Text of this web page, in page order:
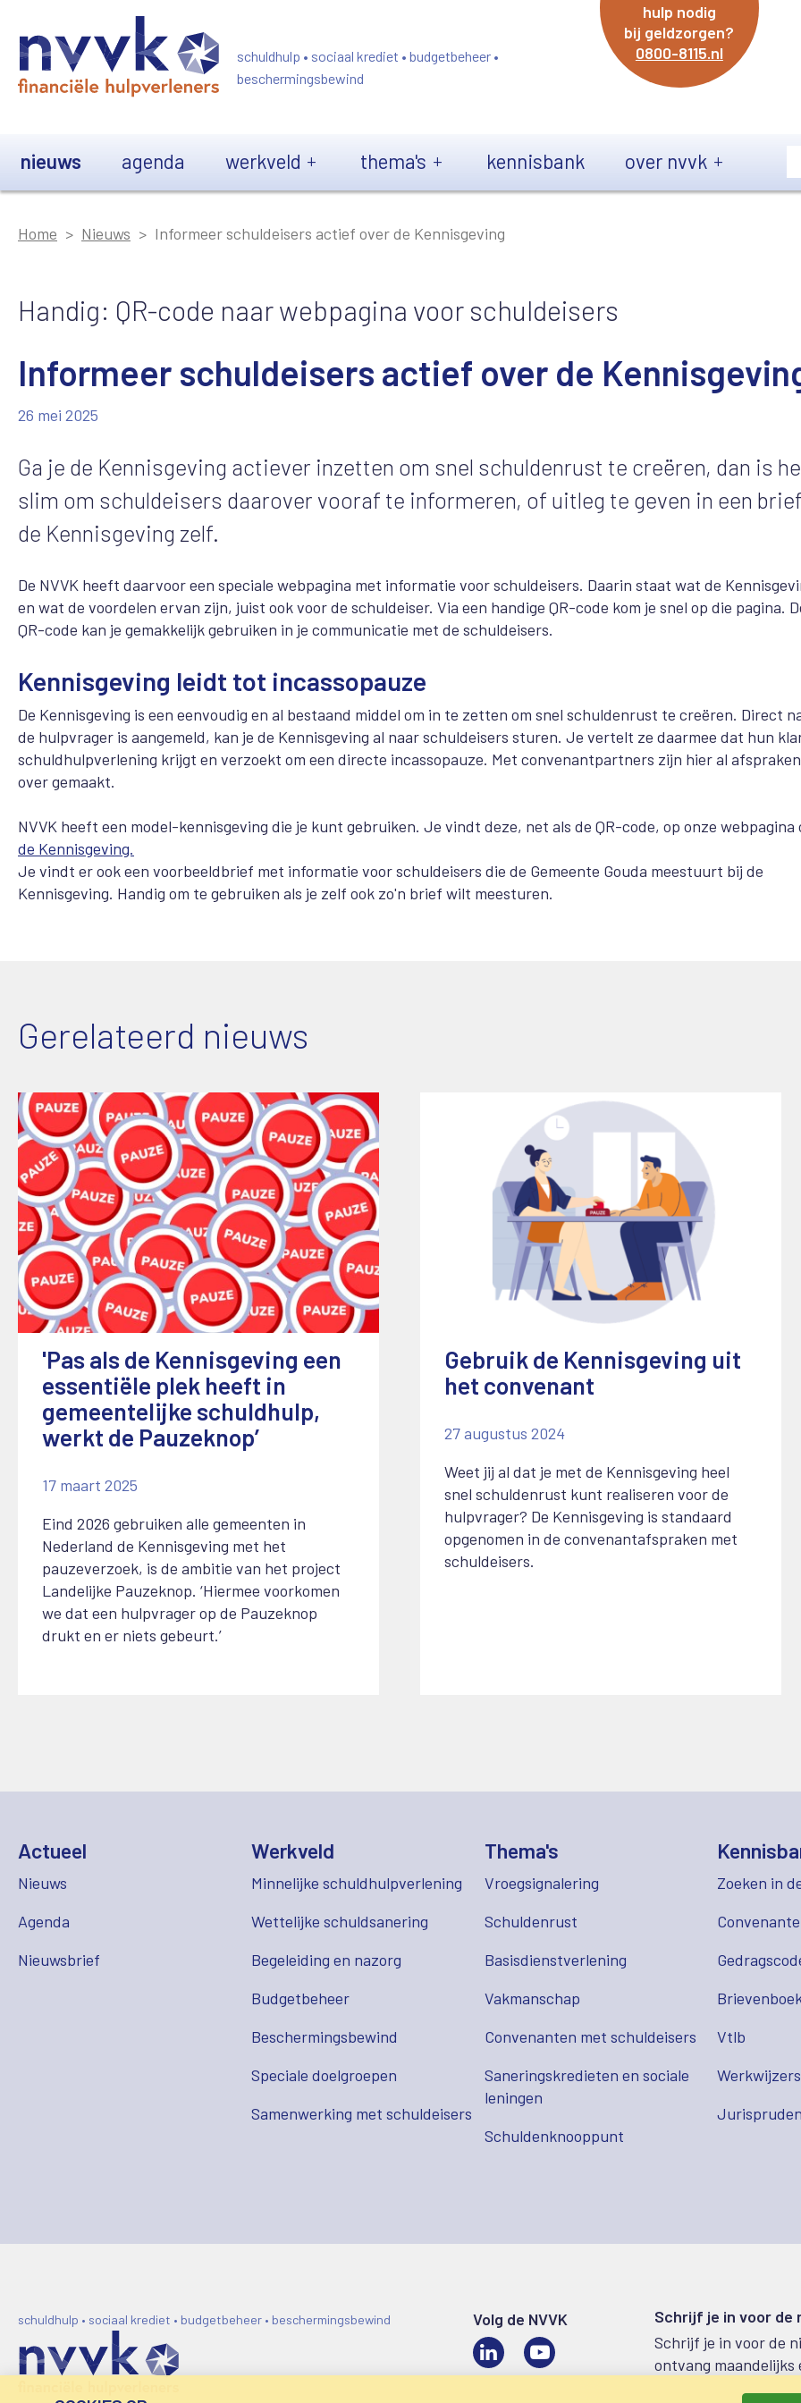
schuldhulp • sociaal krediet • budgetbeheer •
beschermingsbewind
hulp nodig
bij geldzorgen?
0800-8115.nl
nieuws agenda werkveld thema's kennisbank over nvvk
Home Nieuws Informeer schuldeisers actief over de Kennisgeving
Handig: QR-code naar webpagina voor schuldeisers
Informeer schuldeisers actief over de
26 mei 2025
Ga je de Kennisgeving actiever inzetten om snel schuldenrust te creëren, dan is
slim om schuldeisers daarover vooraf te informeren, of uitleg te geven in een
de Kennisgeving zelf.
De NVVK heeft daarvoor een speciale webpagina met informatie voor schuldeisers. Daarin staat wat de
en wat de voordelen ervan zijn, juist ook voor de schuldeiser. Via een handige QR-code kom je snel op die pagina.
QR-code kan je gemakkelijk gebruiken in je communicatie met de schuldeisers.
Kennisgeving leidt tot incassopauze
De Kennisgeving is een eenvoudig en al bestaand middel om in te zetten om snel schuldenrust te creëren. Direct
de hulpvrager is aangemeld, kan je de Kennisgeving al naar schuldeisers sturen. Je vertelt ze daarmee dat hun
schuldhulpverlening krijgt en verzoekt om een directe incassopauze. Met convenantpartners zijn hier al afspraken
over gemaakt.
NVVK heeft een model-kennisgeving die je kunt gebruiken. Je vindt deze, net als de QR-code, op onze webpagina
de Kennisgeving.
Je vindt er ook een voorbeeldbrief met informatie voor schuldeisers die de Gemeente Gouda meestuurt bij de
Kennisgeving. Handig om te gebruiken als je zelf ook zo'n brief wilt meesturen.
Gerelateerd nieuws
'Pas als de Kennisgeving een
essentiële plek heeft in
gemeentelijke schuldhulp,
werkt de Pauzeknop’
17 maart 2025
Eind 2026 gebruiken alle gemeenten in
Nederland de Kennisgeving met het
pauzeverzoek, is de ambitie van het project
Landelijke Pauzeknop. ‘Hiermee voorkomen
we dat een hulpvrager op de Pauzeknop
drukt en er niets gebeurt.’
Gebruik de Kennisgeving uit
het convenant
27 augustus 2024
Weet jij al dat je met de Kennisgeving heel
snel schuldenrust kunt realiseren voor de
hulpvrager? De Kennisgeving is standaard
opgenomen in de convenantafspraken met
schuldeisers.
Actueel
Nieuws
Agenda
Nieuwsbrief
Werkveld
Minnelijke schuldhulpverlening
Wettelijke schuldsanering
Begeleiding en nazorg
Budgetbeheer
Beschermingsbewind
Speciale doelgroepen
Samenwerking met schuldeisers
Thema's
Vroegsignalering
Schuldenrust
Basisdienstverlening
Vakmanschap
Convenanten met schuldeisers
Saneringskredieten en sociale
leningen
Schuldenknooppunt
Zoeken in
Vtlb
Werkwijzers
schuldhulp • sociaal krediet • budgetbeheer • beschermingsbewind
Volg de NVVK
LinkedIn
Schrijf je in voor de
Schrijf je in voor de
ontvang maandelijks